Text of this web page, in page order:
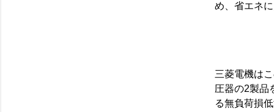
め、省エネ
三菱電機は
圧器の2製品
る無負荷損